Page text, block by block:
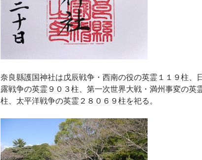
奈良縣護国神社は戊辰戦争・西南の役の英霊１１９柱、
露戦争の英霊９０３柱、第一次世界大戦・満州事変の英
柱、太平洋戦争の英霊２８０６９柱を祀る。